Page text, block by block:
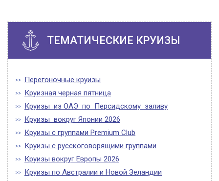
ТЕМАТИЧЕСКИЕ КРУИЗЫ
Перегоночные круизы
Круизная черная пятница
Круизы из ОАЭ по Персидскому заливу
Круизы вокруг Японии 2026
Круизы с группами Premium Club
Круизы с русскоговорящими группами
Круизы вокруг Европы 2026
Круизы по Австралии и Новой Зеландии